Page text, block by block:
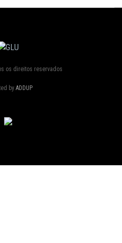
os direitos reservados
by ADDUP